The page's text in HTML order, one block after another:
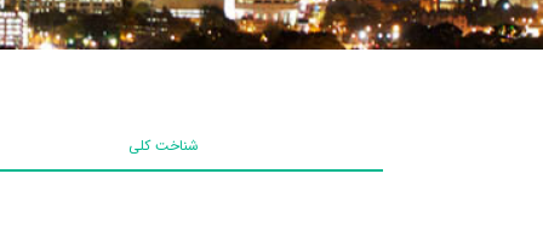
شناخت کلی